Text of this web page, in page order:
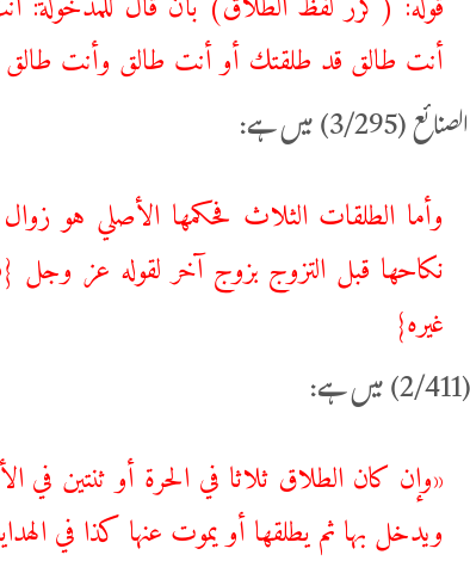
أنت طالق قد طلقتك أو أنت طالق وأنت طالق
295) میں ہے:
وأما الطلقات الثلاث فحكمها الأصلي هو
نكاحها قبل التزوج بزوج آخر لقوله عز
غيره}
«وإن كان الطلاق ثلاثا في الحرة أو ثنتين
ويدخل بها ثم يطلقها أو يموت عنها كذا في